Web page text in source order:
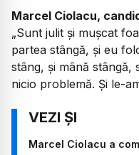
Marcel Ciolacu,
„Sunt julit și mușcat
partea stângă, și eu
stâng, și mână
nicio problemă. Și le-
Marcel Ciolacu a